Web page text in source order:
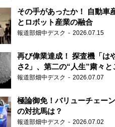
その手があったか！ 自動車
とロボット産業の融合
報道部畑中デスク 2026.07.15
再び偉業達成！ 探査機「は
さ2」、第二の“人生”粛々と
す
報道部畑中デスク 2026.07.07
極論御免！バリューチェー
の対抗馬は？
報道部畑中デスク 2026.07.02